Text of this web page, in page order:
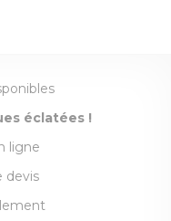
éclatées !
ligne
devis